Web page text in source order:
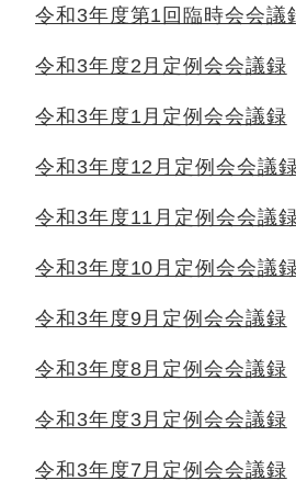
令和3年度第1回臨時会会議
令和3年度2月定例会会議録
令和3年度1月定例会会議録
令和3年度12月定例会会議
令和3年度11月定例会会議
令和3年度10月定例会会議
令和3年度9月定例会会議録
令和3年度8月定例会会議録
令和3年度3月定例会会議録
令和3年度7月定例会会議録